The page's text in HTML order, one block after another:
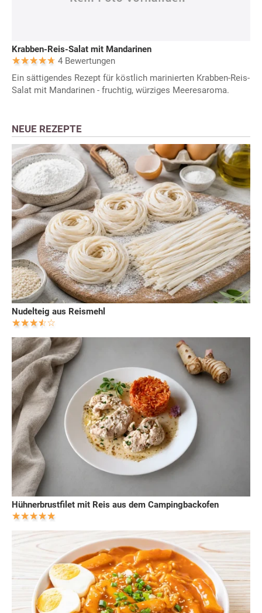
Krabben-Reis-Salat mit Mandarinen
4 Bewertungen
Ein sättigendes Rezept für köstlich marinierten Krabben-Reis-
Salat mit Mandarinen - fruchtig, würziges Meeresaroma.
NEUE REZEPTE
Nudelteig aus Reismehl
Hühnerbrustfilet mit Reis aus dem Campingbackofen